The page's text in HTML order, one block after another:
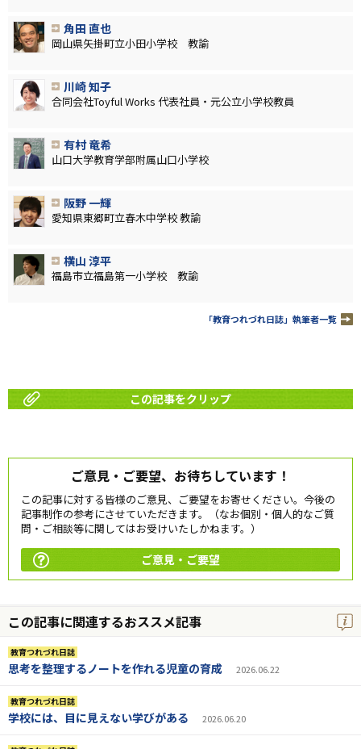
角田 直也
岡山県矢掛町立小田小学校 教諭
川崎 知子
合同会社Toyful Works 代表社員・元公立小学校教員
有村 竜希
山口大学教育学部附属山口小学校
阪野 一輝
愛知県東郷町立春木中学校 教諭
横山 淳平
福島市立福島第一小学校 教諭
「教育つれづれ日誌」執筆者一覧
この記事をクリップ
ご意見・ご要望、お待ちしています！
この記事に対する皆様のご意見、ご要望をお寄せください。今後の
記事制作の参考にさせていただきます。（なお個別・個人的なご質
問・ご相談等に関してはお受けいたしかねます。）
ご意見・ご要望
この記事に関連するおススメ記事
教育つれづれ日誌
思考を整理するノートを作れる児童の育成 2026.06.22
教育つれづれ日誌
学校には、目に見えない学びがある 2026.06.20